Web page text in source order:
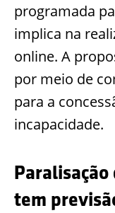
programada
implica na
online. A
por meio de
para a
incapacidade.
Paralisação
tem